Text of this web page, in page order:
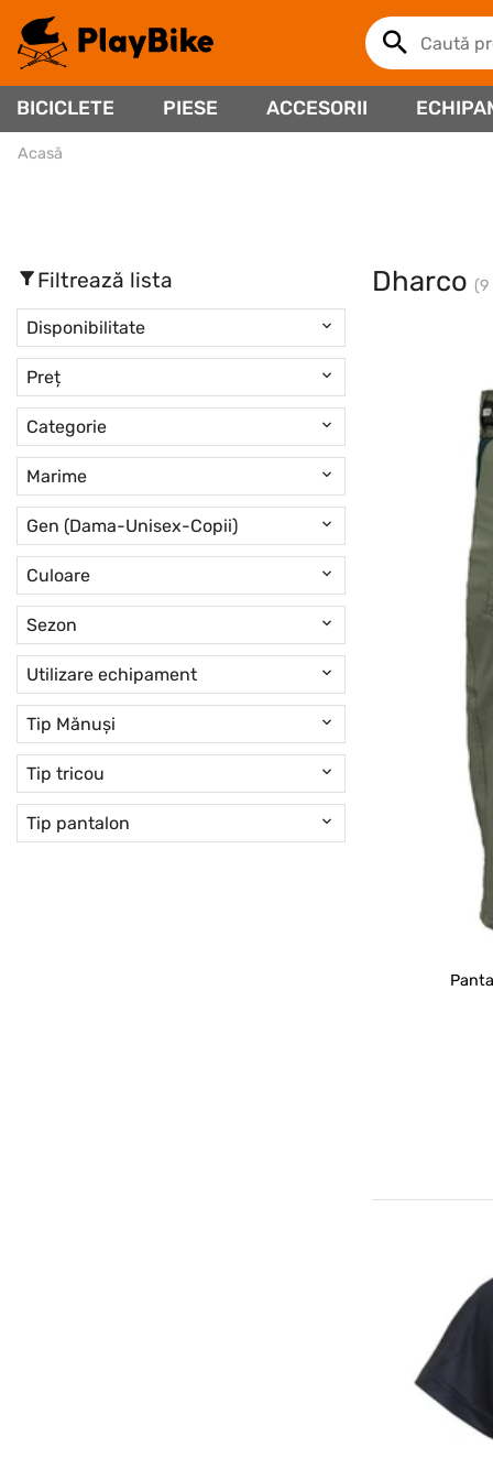
BICICLETE PIESE ACCESORII
Acasă
Filtrează lista
Disponibilitate
Preț
Categorie
Marime
Gen (Dama-Unisex-Copii)
Culoare
Sezon
Utilizare echipament
Tip Mănuși
Tip tricou
Tip pantalon
Dharco (9